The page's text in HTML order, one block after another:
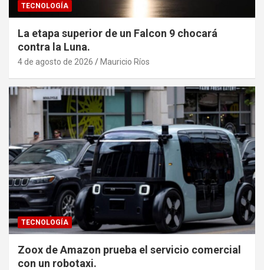
TECNOLOGÍA
La etapa superior de un Falcon 9 chocará
contra la Luna.
4 de agosto de 2026 Mauricio Ríos
TECNOLOGÍA
Zoox de Amazon prueba el servicio comercial
con un robotaxi.